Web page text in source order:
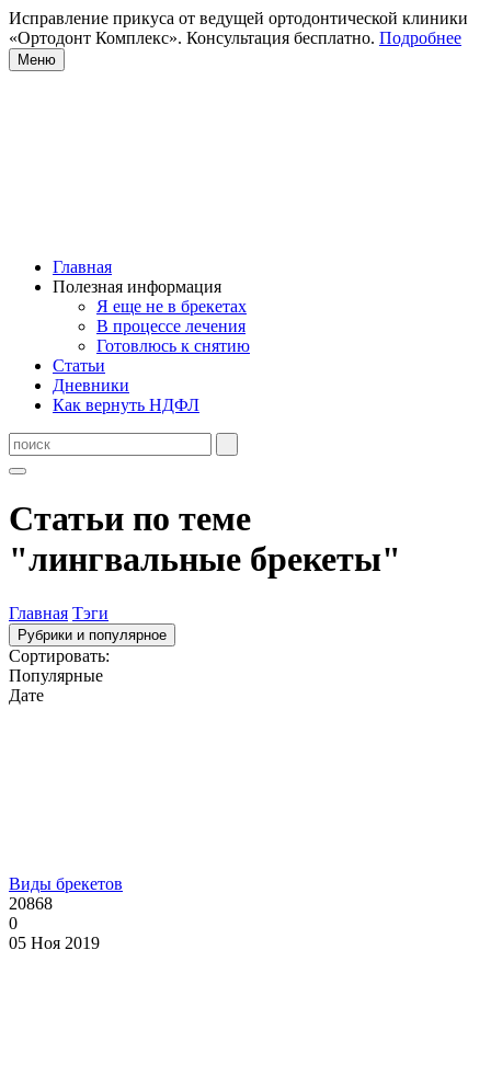
Исправление прикуса от ведущей ортодонтической клиники
«Ортодонт Комплекс». Консультация бесплатно. Подробнее
Меню
Главная
Полезная информация
Я еще не в брекетах
В процессе лечения
Готовлюсь к снятию
Статьи
Дневники
Как вернуть НДФЛ
Статьи по теме
"лингвальные брекеты"
Главная Тэги
Рубрики и популярное
Сортировать:
Популярные
Дате
Виды брекетов
20868
0
05 Ноя 2019